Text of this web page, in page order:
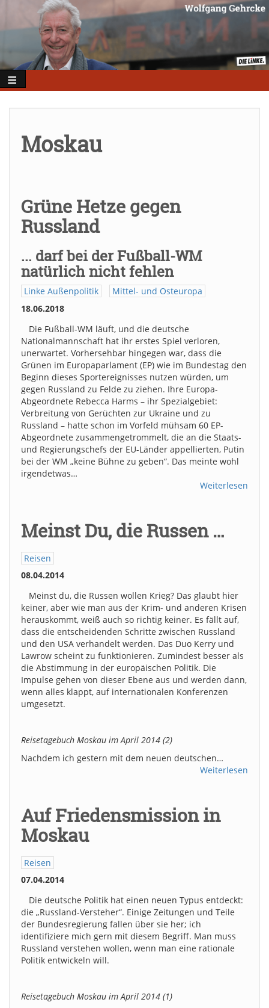
Inhalt
Moskau
Grüne Hetze gegen
Russland
... darf bei der Fußball-WM
natürlich nicht fehlen
Linke Außenpolitik
Mittel- und Osteuropa
18.06.2018
Die Fußball-WM läuft, und die deutsche
Nationalmannschaft hat ihr erstes Spiel verloren,
unerwartet. Vorhersehbar hingegen war, dass die
Grünen im Europaparlament (EP) wie im Bundestag den
Beginn dieses Sportereignisses nutzen würden, um
gegen Russland zu Felde zu ziehen. Ihre Europa-
Abgeordnete Rebecca Harms – ihr Spezialgebiet:
Verbreitung von Gerüchten zur Ukraine und zu
Russland – hatte schon im Vorfeld mühsam 60 EP-
Abgeordnete zusammengetrommelt, die an die Staats-
und Regierungschefs der EU-Länder appellierten, Putin
bei der WM „keine Bühne zu geben“. Das meinte wohl
irgendetwas…
Weiterlesen
Meinst Du, die Russen …
Reisen
08.04.2014
Meinst du, die Russen wollen Krieg? Das glaubt hier
keiner, aber wie man aus der Krim- und anderen Krisen
herauskommt, weiß auch so richtig keiner. Es fällt auf,
dass die entscheidenden Schritte zwischen Russland
und den USA verhandelt werden. Das Duo Kerry und
Lawrow scheint zu funktionieren. Zumindest besser als
die Abstimmung in der europäischen Politik. Die
Impulse gehen von dieser Ebene aus und werden dann,
wenn alles klappt, auf internationalen Konferenzen
umgesetzt.
Reisetagebuch Moskau im April 2014 (2)
Nachdem ich gestern mit dem neuen deutschen…
Weiterlesen
Auf Friedensmission in
Moskau
Reisen
07.04.2014
Die deutsche Politik hat einen neuen Typus entdeckt:
die „Russland-Versteher“. Einige Zeitungen und Teile
der Bundesregierung fallen über sie her; ich
identifiziere mich gern mit diesem Begriff. Man muss
Russland verstehen wollen, wenn man eine rationale
Politik entwickeln will.
Reisetagebuch Moskau im April 2014 (1)